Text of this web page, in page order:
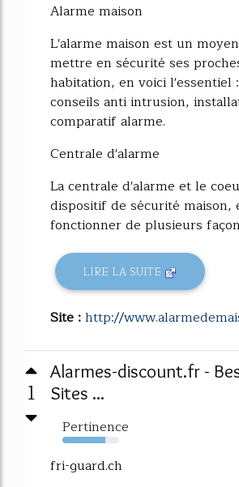
Alarme maison
L'alarme maison est un
mettre en sécurité ses
habitation, en voici l'essentiel
conseils anti intrusion,
comparatif alarme.
Centrale d'alarme
La centrale d'alarme et le
dispositif de sécurité maison,
fonctionner de plusieurs
LIRE LA SUITE
Site :http://
1
Alarmes-discount.fr -
Sites ...
Pertinence
76%
fri-guard.ch